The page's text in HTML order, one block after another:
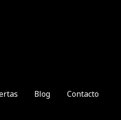
Blog Contacto